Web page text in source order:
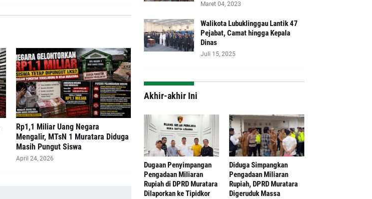
‎Rp1,1 Miliar Uang Negara
Mengalir, MTsN 1 Muratara Diduga
Masih Pungut Siswa
April 24, 2026
Maret 04, 2023
Walikota Lubuklinggau Lantik 47
Pejabat, Camat hingga Kepala
Dinas
Juli 15, 2025
Akhir-akhir Ini
‎Dugaan Penyimpangan
Pengadaan Miliaran
Rupiah di DPRD Muratara
Dilaporkan ke Tipidkor
Diduga Simpangkan
Pengadaan Miliaran
Rupiah, DPRD Muratara
Digeruduk Massa